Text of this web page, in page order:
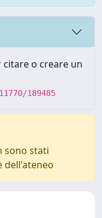
o creare un
189485
sono stati
dell'ateneo